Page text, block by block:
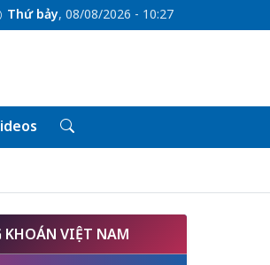
Thứ bảy, 08/08/2026 - 10:27
KHOÁN VIỆT NAM